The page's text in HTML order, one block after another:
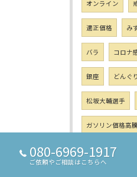
オンライン
適正価格 み
バラ コロナ
銀座 どんぐり
松坂大輔選手
ガソリン価格高騰
自殺 黒御影石
080-6969-1917
ご依頼やご相談はこちらへ